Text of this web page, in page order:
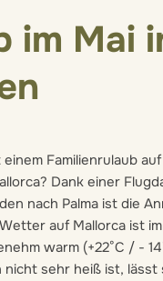
im Mai
Familienrulaub
Dank einer
nach Palma ist die
auf Mallorca ist
warm (+22°C / -
sehr heiß ist, lässt